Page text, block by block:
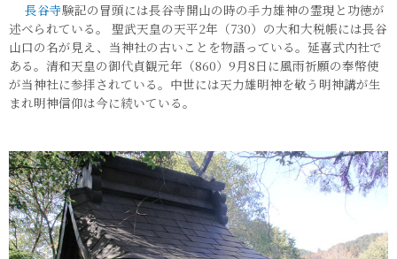
長谷寺験記の冒頭には長谷寺開山の時の手力雄神の霊現と功徳が
述べられている。 聖武天皇の天平2年（730）の大和大税帳には長谷
山口の名が見え、当神社の古いことを物語っている。延喜式内社で
ある。清和天皇の御代貞観元年（860）9月8日に風雨祈願の奉幣使
が当神社に参拝されている。中世には天力雄明神を敬う明神講が生
まれ明神信仰は今に続いている。